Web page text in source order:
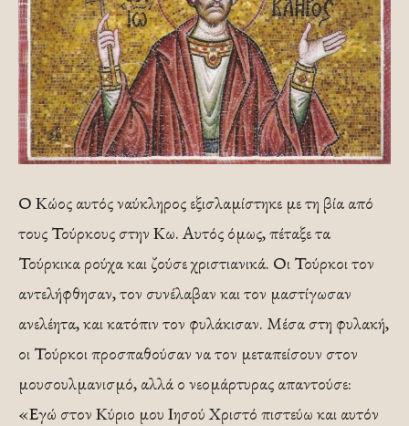
Ο Κώος αυτός ναύκληρος εξισλαμίστηκε με τη βία από
τους Τούρκους στην Κω. Αυτός όμως, πέταξε τα
Τούρκικα ρούχα και ζούσε χριστιανικά. Οι Τούρκοι τον
αντελήφθησαν, τον συνέλαβαν και τον μαστίγωσαν
ανελέητα, και κατόπιν τον φυλάκισαν. Μέσα στη φυλακή,
οι Τούρκοι προσπαθούσαν να τον μεταπείσουν στον
μουσουλμανισμό, αλλά ο νεομάρτυρας απαντούσε:
«Εγώ στον Κύριο μου Ιησού Χριστό πιστεύω και αυτόν